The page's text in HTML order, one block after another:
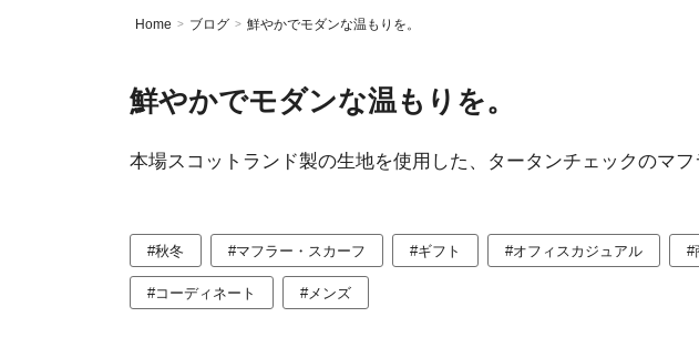
Home > ブログ > 鮮やかでモダンな温もりを。
鮮やかでモダンな温もりを。
本場スコットランド製の生地を使用した、タータンチェックのマフ
#秋冬 #マフラー・スカーフ #ギフト #オフィスカジュアル #
#コーディネート #メンズ